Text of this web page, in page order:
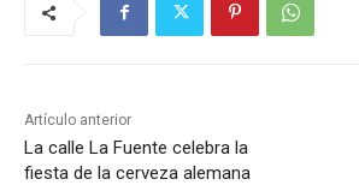
Artículo anterior
La calle La Fuente celebra la
fiesta de la cerveza alemana